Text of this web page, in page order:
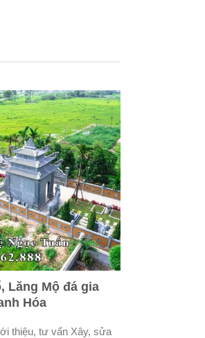
Lăng Mộ đá gia
Hóa
thiệu, tư vấn Xây, sửa